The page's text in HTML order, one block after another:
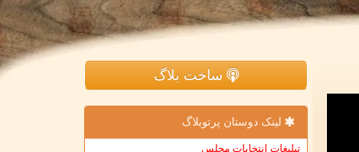
ساخت بلاگ
لینک دوستان پرتوبلاگ
تبلیغات انتخابات مجلس